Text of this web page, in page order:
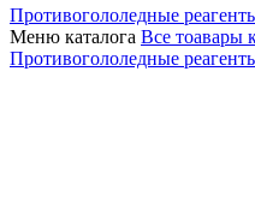
Противогололедные
Меню каталога Все тоавары
Противогололедные